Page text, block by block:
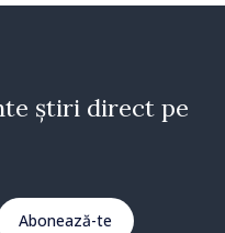
știri direct pe
Abonează-te